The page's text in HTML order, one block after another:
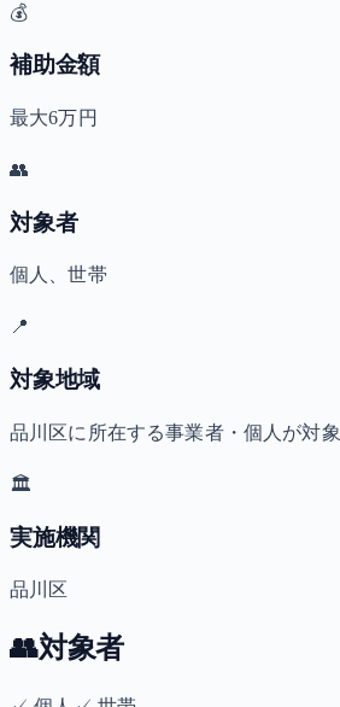
💰
補助金額
最大6万円
👥
対象者
個人、世帯
📍
対象地域
品川区に所在する事業者・個人が対象
🏛️
実施機関
品川区
👥対象者